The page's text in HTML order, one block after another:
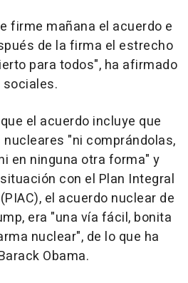
firme mañana el acuerdo e
de la firma el estrecho
para todos", ha afirmado
el acuerdo incluye que
"ni comprándolas,
en ninguna otra forma" y
con el Plan Integral
el acuerdo nuclear de
era "una vía fácil, bonita
nuclear", de lo que ha
Obama.